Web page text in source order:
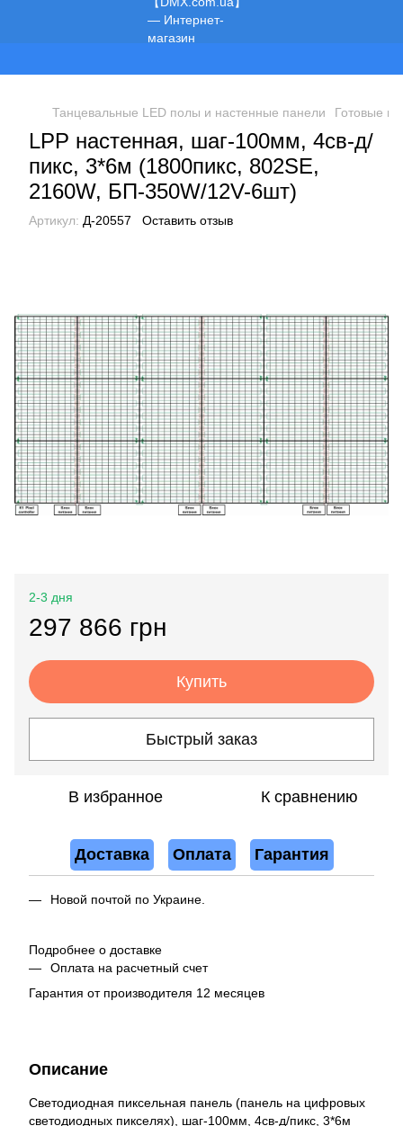
Танцевальные LED полы и настенные панели Готовые
LPP настенная, шаг-100мм, 4св-д/
пикс, 3*6м (1800пикс, 802SE,
2160W, БП-350W/12V-6шт)
Артикул: Д-20557 Оставить отзыв
2-3 дня
297 866 грн
Купить
Быстрый заказ
В избранное К сравнению
Доставка Оплата Гарантия
Новой почтой по Украине.
Подробнее о доставке
Оплата на расчетный счет
Гарантия от производителя 12 месяцев
Описание
Светодиодная пиксельная панель (панель на цифровых
светодиодных пикселях), шаг-100мм, 4св-д/пикс, 3*6м